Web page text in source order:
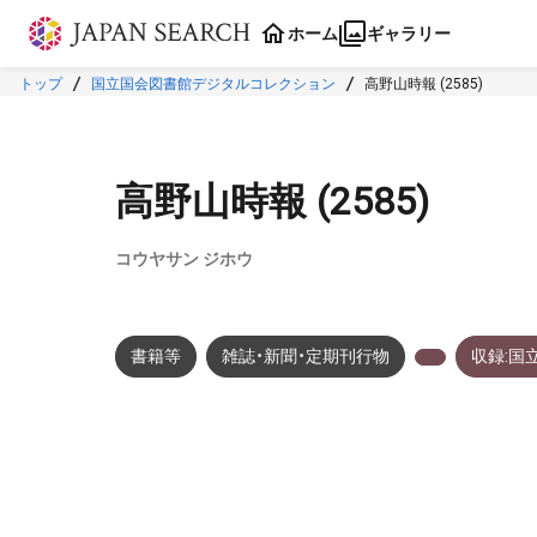
本文に飛ぶ
ホーム ギャラリー
トップ 国立国会図書館デジタルコレクション 高野山時報 (2585)
高野山時報 (2585)
コウヤサン ジホウ
書籍等 雑誌・新聞・定期刊行物 収録:国